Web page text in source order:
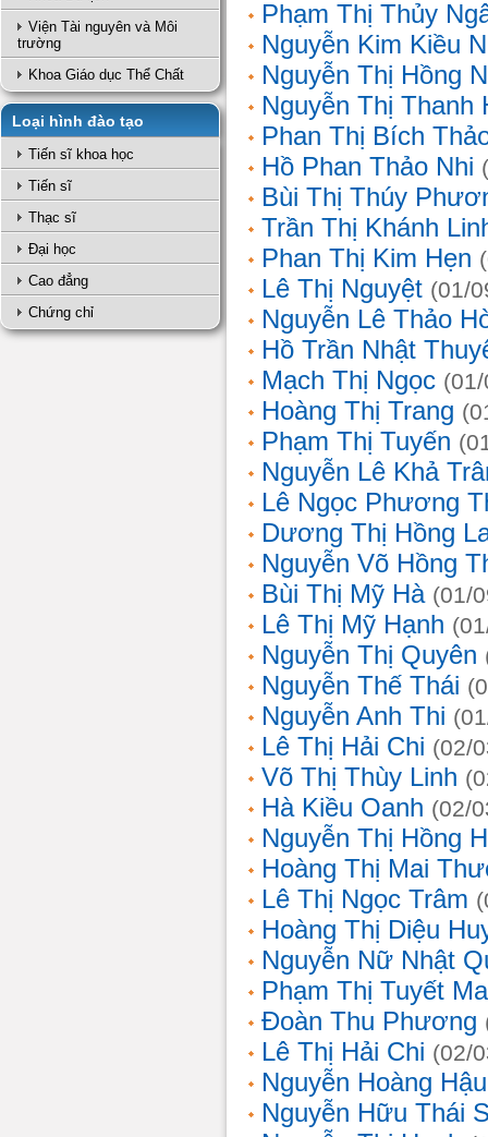
Viện Tài nguyên và Môi
trường
Khoa Giáo dục Thể Chất
Loại hình đào tạo
Tiến sĩ khoa học
Tiến sĩ
Thạc sĩ
Đại học
Cao đẳng
Chứng chỉ
Phạm Thị Thủy
Nguyễn Kim Kiều
Nguyễn Thị Hồng
Nguyễn Thị Thanh
Phan Thị Bích
Hồ Phan Thảo Nhi
Bùi Thị Thúy
Trần Thị Khánh
Phan Thị Kim Hẹn
Lê Thị Nguyệt (01/
Nguyễn Lê Thảo
Hồ Trần Nhật
Mạch Thị Ngọc
Hoàng Thị Trang
Phạm Thị Tuyến
Nguyễn Lê Khả
Lê Ngọc Phương
Dương Thị Hồng
Nguyễn Võ Hồng
Bùi Thị Mỹ Hà (01/
Lê Thị Mỹ Hạnh
Nguyễn Thị Quyên
Nguyễn Thế Thái
Nguyễn Anh Thi
Lê Thị Hải Chi (02/
Võ Thị Thùy Linh
Hà Kiều Oanh (02/
Nguyễn Thị Hồng
Hoàng Thị Mai
Lê Thị Ngọc Trâm
Hoàng Thị Diệu
Nguyễn Nữ Nhật
Phạm Thị Tuyết
Đoàn Thu Phương
Lê Thị Hải Chi (02/
Nguyễn Hoàng Hậu
Nguyễn Hữu Thái